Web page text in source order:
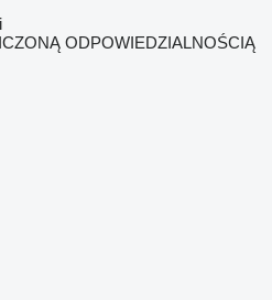
ODPOWIEDZIALNOŚCIĄ